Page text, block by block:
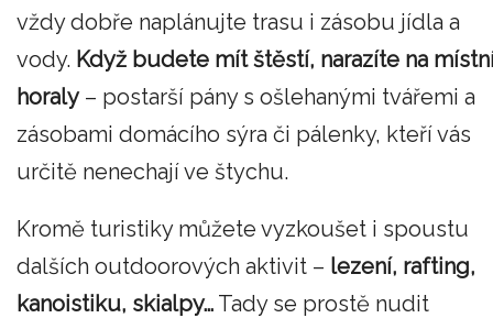
vždy dobře naplánujte trasu i zásobu jídla a
vody. Když budete mít štěstí, narazíte na
horaly– postarší pány s ošlehanými tvářemi a
zásobami domácího sýra či pálenky, kteří vás
určitě nenechají ve štychu.
Kromě turistiky můžete vyzkoušet i spoustu
dalších outdoorových aktivit – lezení, rafting,
kanoistiku, skialpy… Tady se prostě nudit